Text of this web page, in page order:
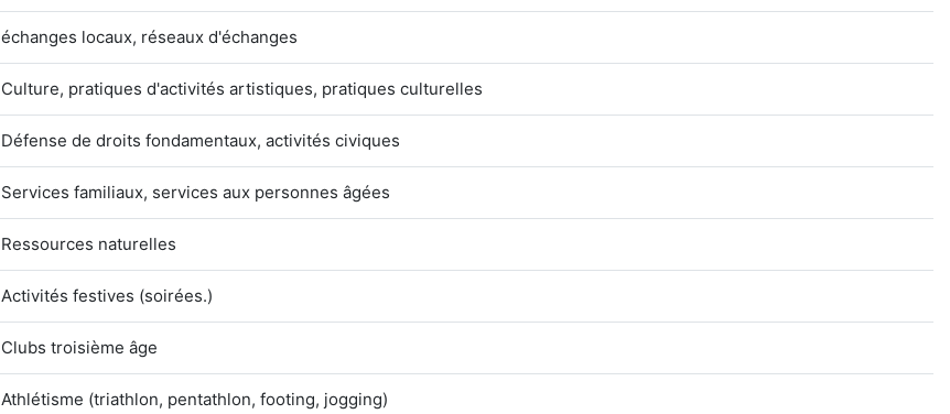
échanges locaux, réseaux d'échanges
Culture, pratiques d'activités artistiques, pratiques culturelles
Défense de droits fondamentaux, activités civiques
Services familiaux, services aux personnes âgées
Ressources naturelles
Activités festives (soirées.)
Clubs troisième âge
Athlétisme (triathlon, pentathlon, footing, jogging)